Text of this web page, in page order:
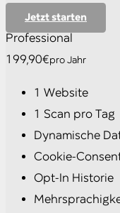
Jetzt starten
Professional
199,90€pro Jahr
1 Website
1 Scan pro Tag
Dynamische
Cookie-
Opt-In Historie